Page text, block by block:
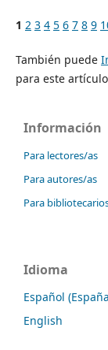
1 2 3 4 5 6 7 8 9
También puede
para este
Información
Para lectores/as
Para autores/as
Para
Idioma
Español
English